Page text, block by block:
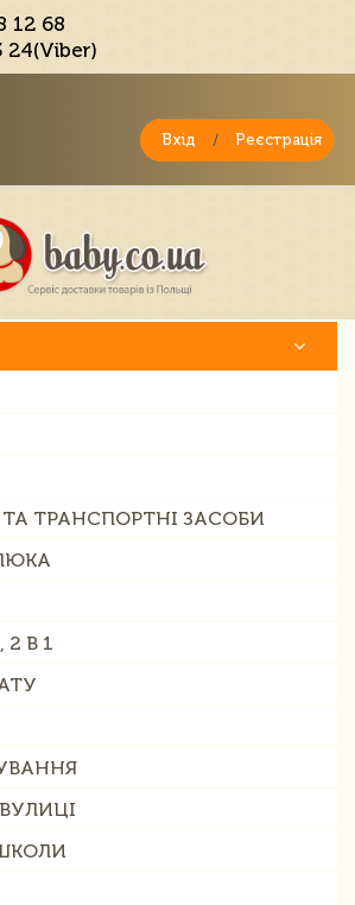
12 68
24(Viber)
Вхід / Реєстрація
ТРАНСПОРТНІ ЗАСОБИ
2 В 1